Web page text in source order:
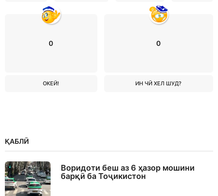
0
ОКЕЙ!
0
ИН ЧӢ ХЕЛ ШУД?
ҚАБЛӢ
Воридоти беш аз 6 ҳазор мошини
барқӣ ба Тоҷикистон